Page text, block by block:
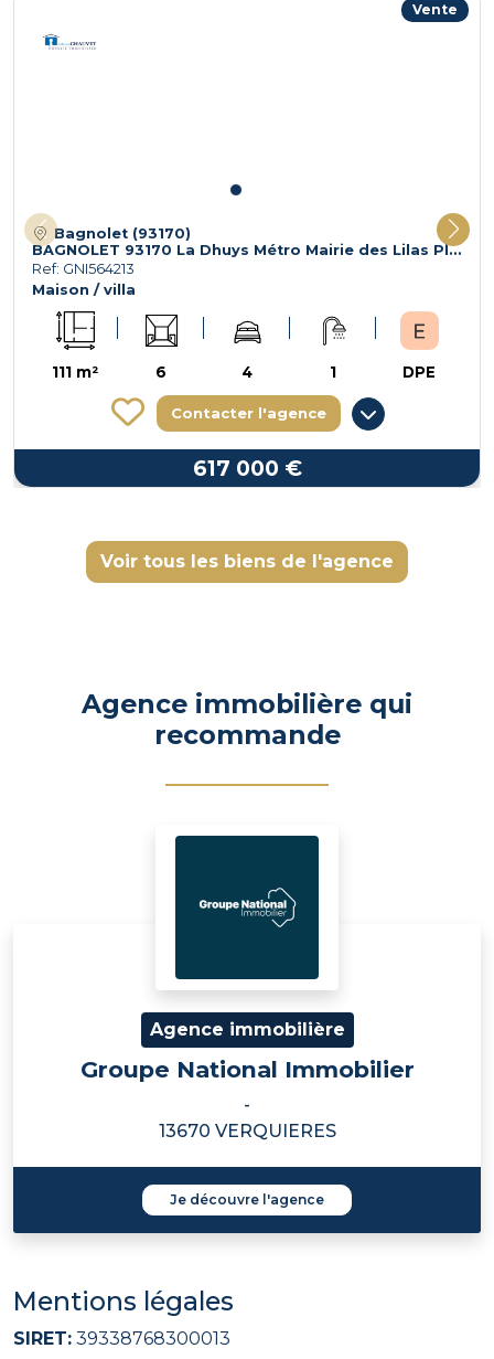
Vente
Bagnolet (93170)
BAGNOLET 93170 La Dhuys Métro Mairie des Lilas Place du Vel
Ref: GNI564213
Maison / villa
111 m² 6 4 1 DPE
Contacter l'agence
617 000 €
Voir tous les biens de l'agence
Agence immobilière qui
recommande
Agence immobilière
Groupe National Immobilier
-
13670 VERQUIERES
Je découvre l'agence
Mentions légales
SIRET: 39338768300013